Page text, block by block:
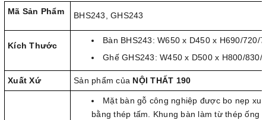
Mã Sản Phẩm BHS243, GHS243
Kích Thước
Bàn BHS243: W650 x D450 x H690/720/
Ghế GHS243: W450 x D500 x H800/830/
Xuất Xứ Sản phẩm của NỘI THẤT 190
Mặt bàn gỗ công nghiệp được bo nẹp
bằng thép tấm. Khung bàn làm từ thép ống